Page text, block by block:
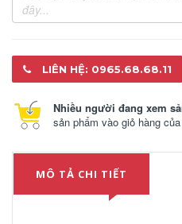
LIÊN HỆ: 0965.68.68.11
Nhiều người đang xem
sản phẩm vào giỏ hàng
MÔ TẢ CHI TIẾT